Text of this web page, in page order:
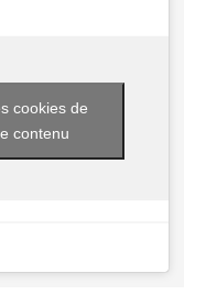
cookies de
contenu